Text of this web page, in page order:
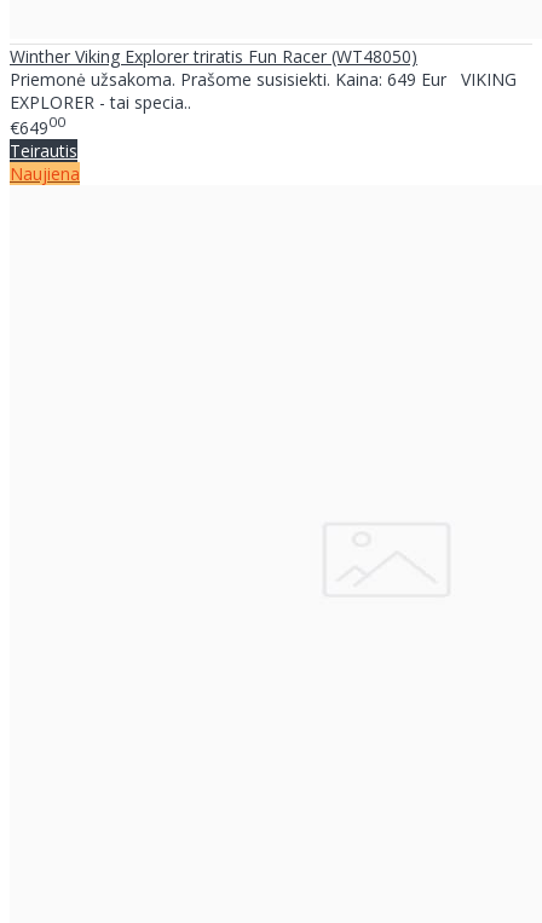
Winther Viking Explorer triratis Fun Racer (WT48050)
Priemonė užsakoma. Prašome susisiekti. Kaina: 649 Eur VIKING
EXPLORER - tai specia..
€64900
Teirautis
Naujiena